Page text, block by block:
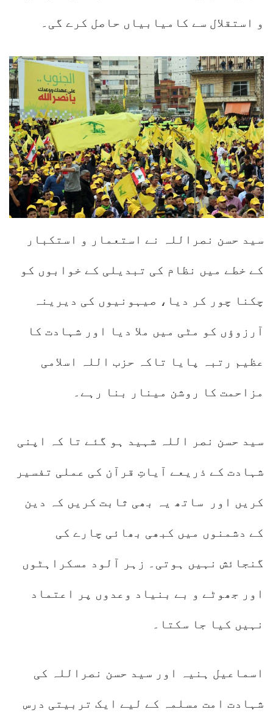
و استقلال سے کامیابیاں حاصل کرے گی۔
سید حسن نصراللہ نے استعمار و استکبار
کے خطے میں نظام کی تبدیلی کے خوابوں کو
چکنا چور کر دیا، صیہونیوں کی دیرینہ
آرزوؤں کو مٹی میں ملا دیا اور شہادت کا
عظیم رتبہ پایا تاکہ حزب اللہ اسلامی
مزاحمت کا روشن مینار بنا رہے۔
سید حسن نصر اللہ شہید ہو گئے تا کہ اپنی
شہادت کے ذریعے آیاتِ قرآن کی عملی تفسیر
کریں اور ساتھ یہ بھی ثابت کریں کہ دین
کے دشمنوں میں کبھی بھائی چارے کی
گنجائش نہیں ہوتی۔ زہر آلود مسکراہٹوں
اور جھوٹے و بے بنیاد وعدوں پر اعتماد
نہیں کیا جا سکتا۔
اسماعیل ہنیہ اور سید حسن نصراللہ کی
شہادت امت مسلمہ کے لیے ایک تربیتی درس